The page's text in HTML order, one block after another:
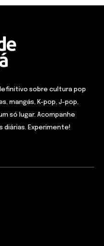
sobre cultura pop
mangás, K-pop, J-pop,
só lugar. Acompanhe
diárias. Experimente!